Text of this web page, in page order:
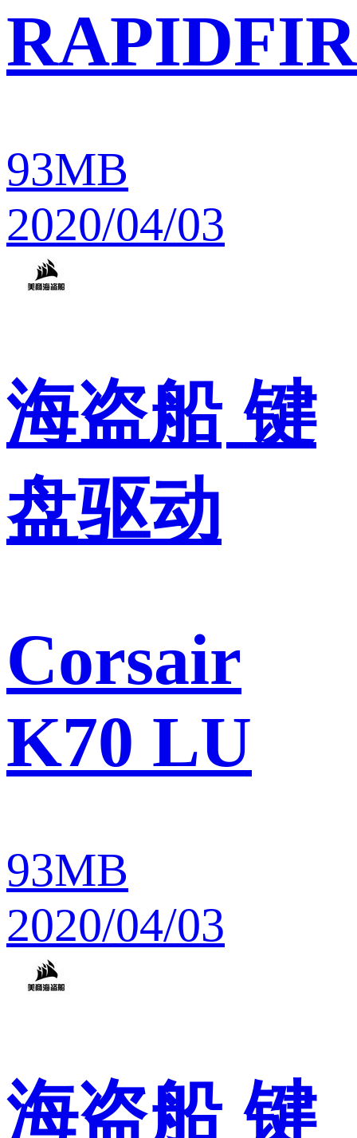
RAPIDFIR
93MB
2020/04/03
海盗船 键
盘驱动
Corsair
K70 LU
93MB
2020/04/03
海盗船 键